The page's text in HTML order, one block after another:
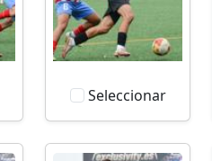
Seleccionar